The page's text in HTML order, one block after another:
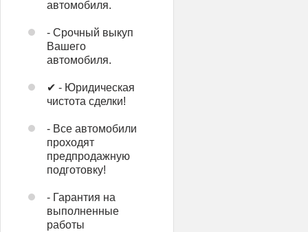
автомобиля.
- Срочный выкуп
Вашего
автомобиля.
✔ - Юридическая
чистота сделки!
- Все автомобили
проходят
предпродажную
подготовку!
- Гарантия на
выполненные
работы